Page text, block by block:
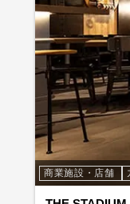
商業施設・店舗